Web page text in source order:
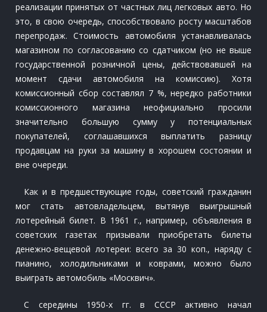
реализации принятых от частных лиц легковых авто. Но
это, в свою очередь, способствовало росту масштабов
перепродаж. Стоимость автомобиля устанавливалась
магазином по согласованию со сдатчиком (но не выше
государственной розничной цены, действовавшей на
момент сдачи автомобиля на комиссию). Хотя
комиссионный сбор составлял 7 %, нередко работники
комиссионного магазина неофициально просили
значительно большую сумму у потенциальных
покупателей, соглашавшихся выплатить разницу
продавцам на руки за машину в хорошем состоянии и
вне очереди.
Как и в предшествующие годы, советский гражданин
мог стать автовладельцем, вытянув выигрышный
лотерейный билет. В 1961 г., например, объявления в
советских газетах призывали приобретать билеты
денежно-вещевой лотереи: всего за 30 коп., наряду с
пианино, холодильниками и коврами, можно было
выиграть автомобиль «Москвич».
С середины 1950-х гг. в СССР активно начал